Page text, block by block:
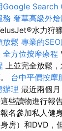
Google Search
務 奢華高級外
水力狩
放鬆 專業的
全方位按摩療程
上並完全放鬆
台中平價按摩
辦理 最近兩個
些讀物進行報
名參加私人健
房）和DVD，